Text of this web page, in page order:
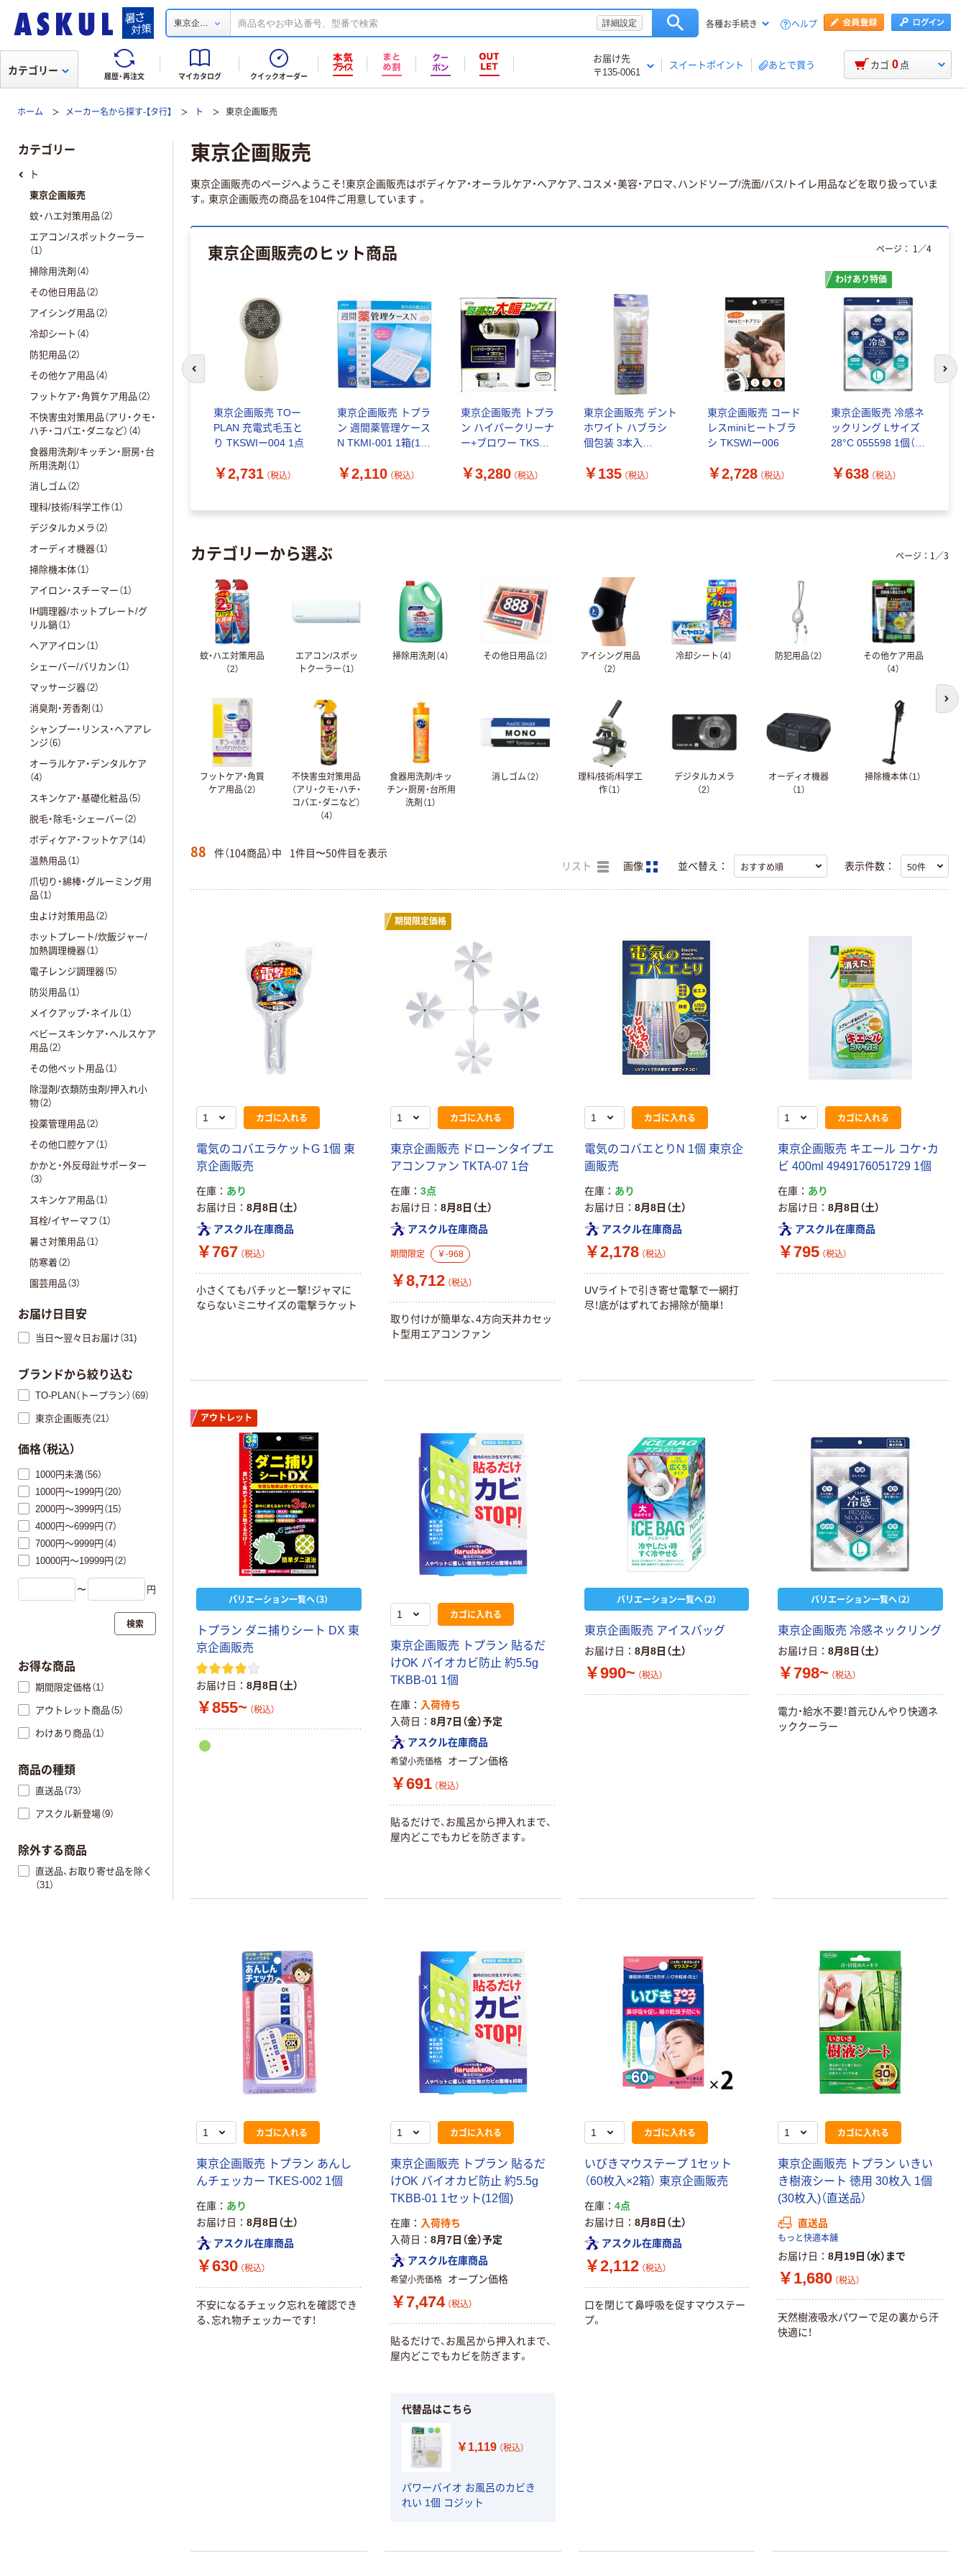
東京企... 詳細設定 各種お手続き ヘルプ
履歴・再注文 マイカタログ クイックオーダー
お届け先
〒135-0061
スイートポイント あとで買う
カテゴリー カゴ 0 点
ホーム メーカー名から探す-【タ行】 ト 東京企画販売
東京企画販売
東京企画販売のページへようこそ！東京企画販売はボディケア・オーラルケア・ヘアケア、コスメ・美容・アロマ、ハンドソープ/洗面/バス/トイレ用品などを取り扱っていま
す。東京企画販売の商品を104件ご用意しています 。
東京企画販売のヒット商品
東京企画販売 TOー
PLAN 充電式毛玉と
り TKSWIー004 1点
￥2,731 （税込）
東京企画販売 トプラ
ン 週間薬管理ケース
N TKMI-001 1箱(1個
￥2,110 （税込）
東京企画販売 トプラ
ン ハイパークリーナ
ー+ブロワー TKSWI-
￥3,280 （税込）
東京企画販売 デント
ホワイト ハブラシ
個包装 3本入
(3本入)（直送品）
￥135 （税込）
東京企画販売 コード
レスminiヒートブラ
シ TKSWIー006
￥2,728 （税込）
わけあり特価
東京企画販売 冷感ネ
ックリング Lサイズ
28°C 055598 1個（わ
￥638 （税込）
ページ： 1 ／4
次
カテゴリーから選ぶ
蚊・ハエ対策用品
（2）
エアコン/スポッ
トクーラー（1）
掃除用洗剤（4） その他日用品（2）
アイシング用品
（2）
冷却シート（4） 防犯用品（2）
その他ケア用品
（4）
フットケア・角質
ケア用品（2）
不快害虫対策用品
（アリ・クモ・ハチ・
コバエ・ダニなど）
（4）
食器用洗剤/キッ
チン・厨房・台所用
洗剤（1）
消しゴム（2）
理科/技術/科学工
作（1）
デジタルカメラ
（2）
オーディオ機器
（1）
掃除機本体（1）
ページ： 1／3
次
88 件（104商品）中 1件目〜50件目を表示
リスト 画像 並べ替え： 表示件数：
カゴに入れる
電気のコバエラケットG 1個 東
京企画販売
在庫
あり
お届け日
8月8日（土）
アスクル在庫商品
￥767 （税込）
小さくてもバチッと一撃！ジャマに
ならないミニサイズの電撃ラケット
期間限定価格
カゴに入れる
東京企画販売 ドローンタイプエ
アコンファン TKTA-07 1台
在庫
3点
お届け日
8月8日（土）
アスクル在庫商品
期間限定 ￥-968
￥8,712 （税込）
取り付けが簡単な、4方向天井カセッ
ト型用エアコンファン
カゴに入れる
電気のコバエとりN 1個 東京企
画販売
在庫
あり
お届け日
8月8日（土）
アスクル在庫商品
￥2,178 （税込）
UVライトで引き寄せ電撃で一網打
尽！底がはずれてお掃除が簡単！
カゴに入れる
東京企画販売 キエール コケ・カ
ビ 400ml 4949176051729 1個
在庫
あり
お届け日
8月8日（土）
アスクル在庫商品
￥795 （税込）
アウトレット
バリエーション一覧へ（3）
トプラン ダニ捕りシート DX 東
京企画販売
お届け日 8月8日（土）
￥855~ （税込）
カゴに入れる
東京企画販売 トプラン 貼るだ
けOK バイオカビ防止 約5.5g
TKBB-01 1個
在庫
入荷待ち
入荷日
8月7日（金）予定
アスクル在庫商品
希望小売価格 オープン価格
￥691 （税込）
貼るだけで、お風呂から押入れまで、
屋内どこでもカビを防ぎます。
バリエーション一覧へ（2）
東京企画販売 アイスバッグ
お届け日 8月8日（土）
￥990~ （税込）
バリエーション一覧へ（2）
東京企画販売 冷感ネックリング
お届け日 8月8日（土）
￥798~ （税込）
電力・給水不要！首元ひんやり快適ネ
ッククーラー
カゴに入れる
東京企画販売 トプラン あんし
んチェッカー TKES-002 1個
在庫
あり
お届け日
8月8日（土）
アスクル在庫商品
￥630 （税込）
不安になるチェック忘れを確認でき
る、忘れ物チェッカーです！
カゴに入れる
東京企画販売 トプラン 貼るだ
けOK バイオカビ防止 約5.5g
TKBB-01 1セット(12個)
在庫
入荷待ち
入荷日
8月7日（金）予定
アスクル在庫商品
希望小売価格 オープン価格
￥7,474 （税込）
貼るだけで、お風呂から押入れまで、
屋内どこでもカビを防ぎます。
代替品はこちら
￥1,119 （税込）
パワーバイオ お風呂のカビき
れい 1個 コジット
カゴに入れる
いびきマウステープ 1セット
（60枚入×2箱） 東京企画販売
在庫
4点
お届け日
8月8日（土）
アスクル在庫商品
￥2,112 （税込）
口を閉じて鼻呼吸を促すマウステー
プ。
カゴに入れる
東京企画販売 トプラン いきい
き樹液シート 徳用 30枚入 1個
(30枚入)（直送品）
直送品
もっと快適本舗
お届け日 8月19日（水）まで
￥1,680 （税込）
天然樹液吸水パワーで足の裏から汗
快適に！
カテゴリー
ト
東京企画販売
蚊・ハエ対策用品（2）
エアコン/スポットクーラー
（1）
掃除用洗剤（4）
その他日用品（2）
アイシング用品（2）
冷却シート（4）
防犯用品（2）
その他ケア用品（4）
フットケア・角質ケア用品（2）
不快害虫対策用品（アリ・クモ・
ハチ・コバエ・ダニなど）（4）
食器用洗剤/キッチン・厨房・台
所用洗剤（1）
消しゴム（2）
理科/技術/科学工作（1）
デジタルカメラ（2）
オーディオ機器（1）
掃除機本体（1）
アイロン・スチーマー（1）
IH調理器/ホットプレート/グ
リル鍋（1）
ヘアアイロン（1）
シェーバー/バリカン（1）
マッサージ器（2）
消臭剤・芳香剤（1）
シャンプー・リンス・ヘアアレ
ンジ（6）
オーラルケア・デンタルケア
（4）
スキンケア・基礎化粧品（5）
脱毛・除毛・シェーバー（2）
ボディケア・フットケア（14）
温熱用品（1）
爪切り・綿棒・グルーミング用
品（1）
虫よけ対策用品（2）
ホットプレート/炊飯ジャー/
加熱調理機器（1）
電子レンジ調理器（5）
防災用品（1）
メイクアップ・ネイル（1）
ベビースキンケア・ヘルスケア
用品（2）
その他ペット用品（1）
除湿剤/衣類防虫剤/押入れ小
物（2）
投薬管理用品（2）
その他口腔ケア（1）
かかと・外反母趾サポーター
（3）
スキンケア用品（1）
耳栓/イヤーマフ（1）
暑さ対策用品（1）
防寒着（2）
園芸用品（3）
お届け日目安
当日〜翌々日お届け（31)
ブランドから絞り込む
TO-PLAN（トープラン）（69）
東京企画販売（21）
価格（税込）
1000円未満（56）
1000円～1999円（20）
2000円～3999円（15）
4000円～6999円（7）
7000円～9999円（4）
10000円～19999円（2）
〜 円
検索
お得な商品
期間限定価格（1）
アウトレット商品（5）
わけあり商品（1）
商品の種類
直送品（73）
アスクル新登場（9）
除外する商品
直送品、お取り寄せ品を除く
（31）